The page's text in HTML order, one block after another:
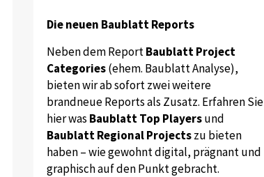
Die neuen Baublatt Reports
Neben dem ReportBaublatt Project
Categories(ehem. Baublatt Analyse),
bieten wir ab sofort zwei weitere
brandneue Reports als Zusatz. Erfahren Sie
hier was Baublatt Top Playersund
Baublatt Regional Projectszu bieten
haben – wie gewohnt digital, prägnant und
graphisch auf den Punkt gebracht.